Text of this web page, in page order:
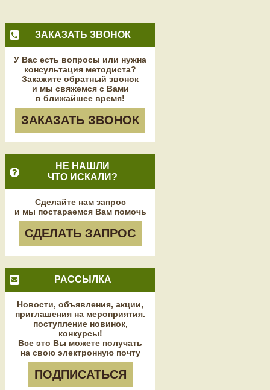
ЗАКАЗАТЬ ЗВОНОК
У Вас есть вопросы или нужна
консультация методиста?
Закажите обратный звонок
и мы свяжемся с Вами
в ближайшее время!
ЗАКАЗАТЬ ЗВОНОК
НЕ НАШЛИ
ЧТО ИСКАЛИ?
Сделайте нам запрос
и мы постараемся Вам помочь
СДЕЛАТЬ ЗАПРОС
РАССЫЛКА
Новости, объявления, акции,
приглашения на мероприятия.
поступление новинок,
конкурсы!
Все это Вы можете получать
на свою электронную почту
ПОДПИСАТЬСЯ